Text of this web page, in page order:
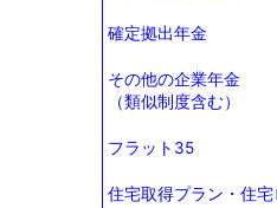
確定拠出年金
その他の企業年金
（類似制度含む）
フラット35
住宅取得プラン・住宅